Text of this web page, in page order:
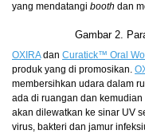
yang mendatangi booth dan
Gambar 2.
OXIRAdan Curatick™ Oral
produk yang di promosikan.
membersihkan udara dalam
ada di ruangan dan
akan dilewatkan ke sinar UV
virus, bakteri dan jamur